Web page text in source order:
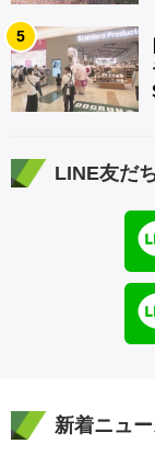
5
LINE友だ
新着ニュ